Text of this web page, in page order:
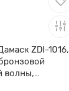
ZDI-1016,
волны,